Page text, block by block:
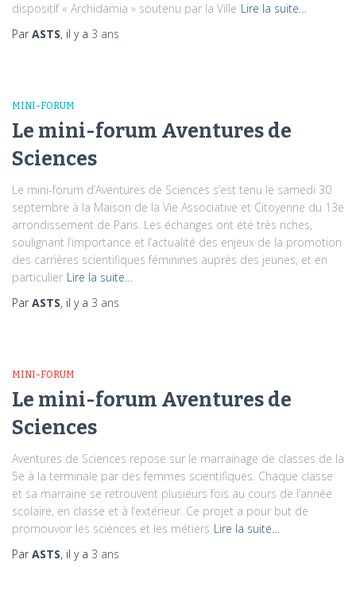
dispositif « Archidamia » soutenu par la Ville Lire la suite…
Par ASTS, il y a 3 ans
MINI-FORUM
Le mini-forum Aventures de
Sciences
Le mini-forum d’Aventures de Sciences s’est tenu le samedi 30
septembre à la Maison de la Vie Associative et Citoyenne du 13e
arrondissement de Paris. Les échanges ont été très riches,
soulignant l’importance et l’actualité des enjeux de la promotion
des carrières scientifiques féminines auprès des jeunes, et en
particulier Lire la suite…
Par ASTS, il y a 3 ans
MINI-FORUM
Le mini-forum Aventures de
Sciences
Aventures de Sciences repose sur le marrainage de classes de la
5e à la terminale par des femmes scientifiques. Chaque classe
et sa marraine se retrouvent plusieurs fois au cours de l’année
scolaire, en classe et à l’extérieur. Ce projet a pour but de
promouvoir les sciences et les métiers Lire la suite…
Par ASTS, il y a 3 ans